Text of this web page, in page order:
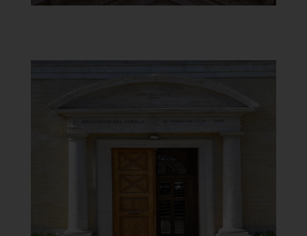
Portale